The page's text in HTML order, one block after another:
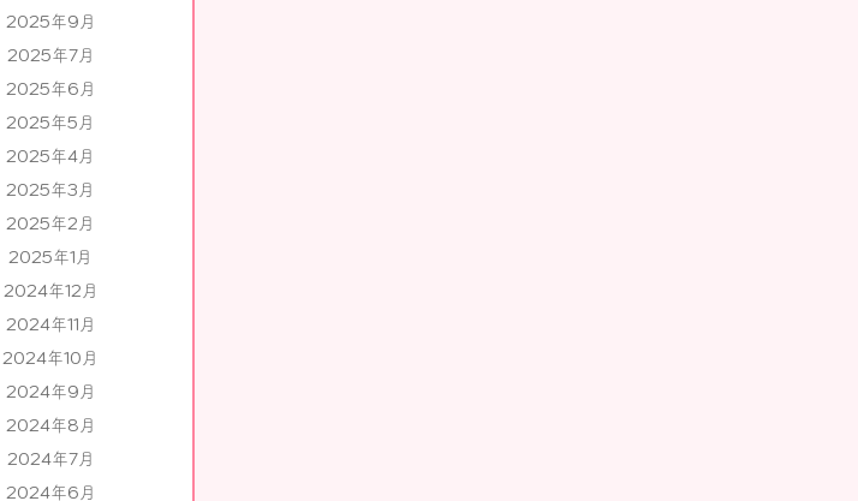
2025年9月
2025年7月
2025年6月
2025年5月
2025年4月
2025年3月
2025年2月
2025年1月
2024年12月
2024年11月
2024年10月
2024年9月
2024年8月
2024年7月
2024年6月